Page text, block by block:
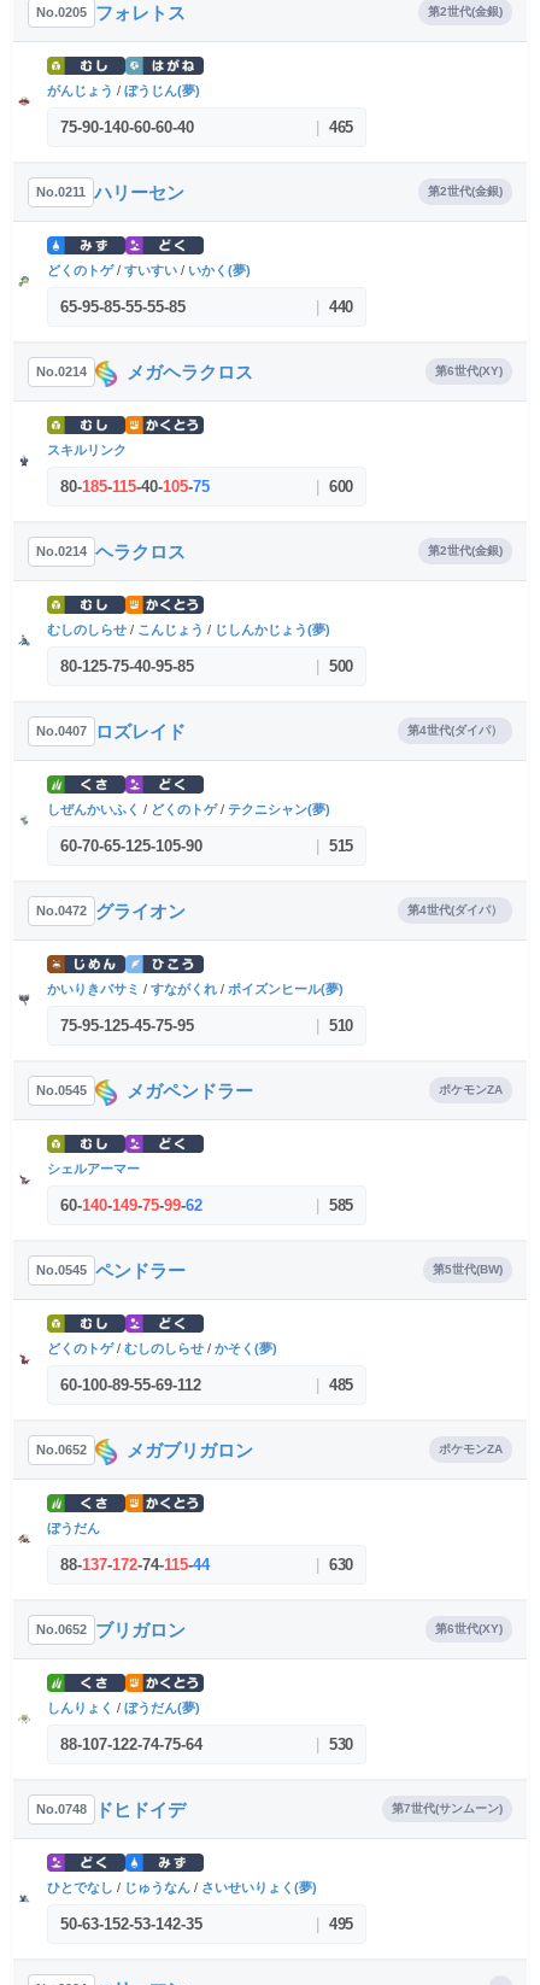
No.0205 フォレトス 第2世代(金銀)
がんじょう / ぼうじん(夢)
75-90-140-60-60-40 | 465
No.0211 ハリーセン 第2世代(金銀)
どくのトゲ/ すいすい / いかく(夢)
65-95-85-55-55-85 | 440
No.0214 メガヘラクロス 第6世代(XY)
スキルリンク
80-185-115-40-105-75 | 600
No.0214 ヘラクロス 第2世代(金銀)
むしのしらせ / こんじょう / じしんかじょう(夢)
80-125-75-40-95-85 | 500
No.0407 ロズレイド 第4世代(ダイパ）
しぜんかいふく / どくのトゲ/ テクニシャン(夢)
60-70-65-125-105-90 | 515
No.0472 グライオン 第4世代(ダイパ）
かいりきバサミ / すながくれ / ポイズンヒール(夢)
75-95-125-45-75-95 | 510
No.0545 メガペンドラー ポケモンZA
シェルアーマー
60-140-149-75-99-62 | 585
No.0545 ペンドラー 第5世代(BW)
どくのトゲ/ むしのしらせ / かそく(夢)
60-100-89-55-69-112 | 485
No.0652 メガブリガロン ポケモンZA
ぼうだん
88-137-172-74-115-44 | 630
No.0652 ブリガロン 第6世代(XY)
しんりょく / ぼうだん(夢)
88-107-122-74-75-64 | 530
No.0748 ドヒドイデ 第7世代(サンムーン)
ひとでなし / じゅうなん / さいせいりょく(夢)
50-63-152-53-142-35 | 495